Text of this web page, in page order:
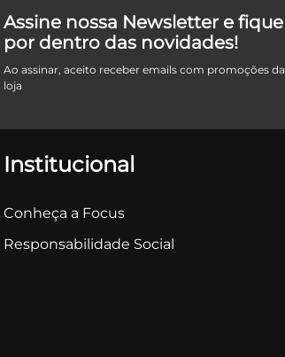
Assine nossa Newsletter e fique
por dentro das novidades!
Ao assinar, aceito receber emails com promoções da
loja
Institucional
Conheça a Focus
Responsabilidade Social